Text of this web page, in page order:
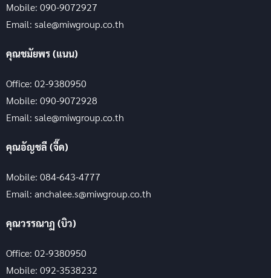
Mobile: 090-9072927
Email: sale@miwgroup.co.th
คุณชมัยพร (แนน)
Office: 02-9380950
Mobile: 090-9072928
Email: sale@miwgroup.co.th
คุณอัญชลี (จี๊ด)
Mobile: 084-643-4777
Email: anchalee.s@miwgroup.co.th
คุณวรรณาฏ (บิว)
Office: 02-9380950
Mobile: 092-3538232